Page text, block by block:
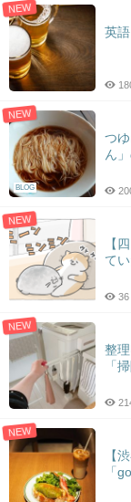
NEW
英
NEW
BLOG
つ
ん
NEW
【
て
36
NEW
整
「
NEW
【
「